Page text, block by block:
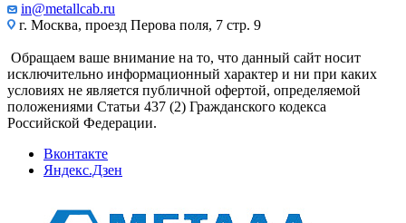
in@metallcab.ru
г. Москва, проезд Перова поля, 7 стр. 9
Обращаем ваше внимание на то, что данный сайт носит
исключительно информационный характер и ни при каких
условиях не является публичной офертой, определяемой
положениями Статьи 437 (2) Гражданского кодекса
Российской Федерации.
Вконтакте
Яндекс.Дзен